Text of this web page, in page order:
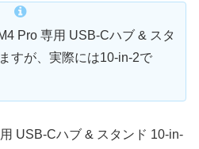
Pro 専用 USB-Cハブ & スタ
すが、実際には10-in-2で
USB-Cハブ & スタンド 10-in-